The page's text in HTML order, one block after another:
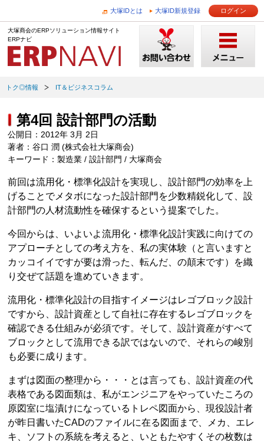
大塚IDとは 大塚ID新規登録 ログイン
大塚商会のERPソリューション情報サイト
ERPナビ
トク◎情報 IT＆ビジネスコラム
第4回 設計部門の活動
公開日：2012年 3月 2日
著者：谷口 潤 (株式会社大塚商会)
キーワード：製造業 / 設計部門 / 大塚商会
前回は流用化・標準化設計を実現し、設計部門の効率を上
げることでメタボになった設計部門を少数精鋭化して、設
計部門の人材流動性を確保するという提案でした。
今回からは、いよいよ流用化・標準化設計実践に向けての
アプローチとしての考え方を、私の実体験（と言いますと
カッコイイですが要は滑った、転んだ、の顛末です）を織
り交ぜて話題を進めていきます。
流用化・標準化設計の目指すイメージはレゴブロック設計
ですから、設計資産として自社に存在するレゴブロックを
確認できる仕組みが必須です。そして、設計資産がすべて
ブロックとして流用できる訳ではないので、それらの峻別
も必要に成ります。
まずは図面の整理から・・・とは言っても、設計資産の代
表格である図面類は、私がエンジニアをやっていたころの
原図室に塩漬けになっているトレペ図面から、現役設計者
が昨日書いたCADのファイルに在る図面まで、メカ、エレ
キ、ソフトの系統を考えると、いともたやすくその枚数は